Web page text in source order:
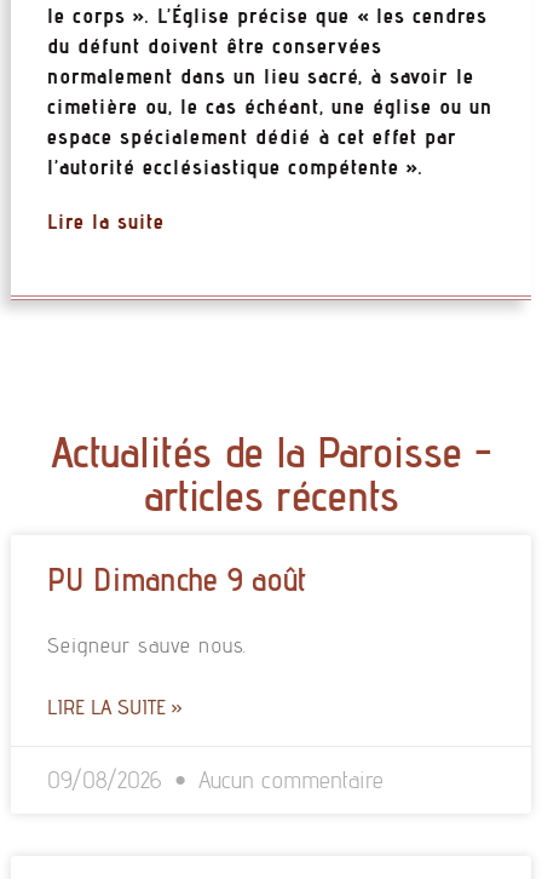
le corps ». L’Église précise que « les cendres
du défunt doivent être conservées
normalement dans un lieu sacré, à savoir le
cimetière ou, le cas échéant, une église ou un
espace spécialement dédié à cet effet par
l’autorité ecclésiastique compétente ».
Lire la suite
Actualités de la Paroisse -
articles récents
PU Dimanche 9 août
Seigneur sauve nous.
LIRE LA SUITE »
09/08/2026 Aucun commentaire